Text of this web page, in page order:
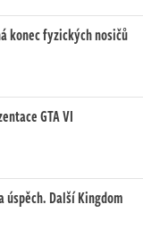
konec fyzických nosičů
GTA VI
Další Kingdom